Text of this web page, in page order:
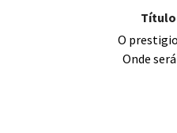
Título
O
Onde